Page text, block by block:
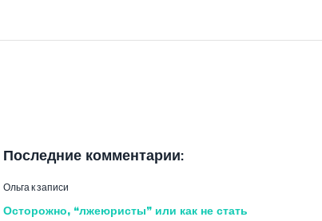
Последние комментарии:
Ольга к записи
Осторожно, “лжеюристы” или как не стать